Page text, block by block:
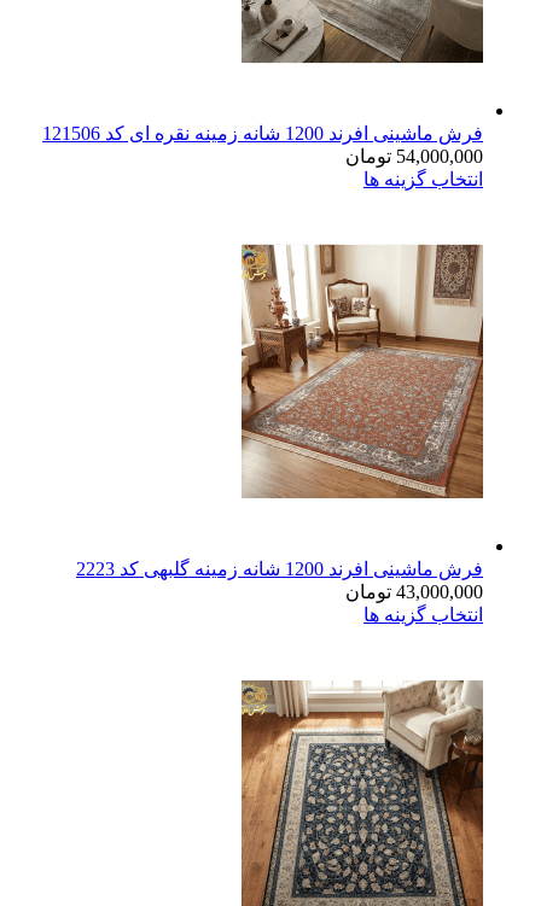
فرش ماشینی افرند 1200 شانه زمینه نقره ای کد 121506
54,000,000 تومان
انتخاب گزینه ها
فرش ماشینی افرند 1200 شانه زمینه گلبهی کد 2223
43,000,000 تومان
انتخاب گزینه ها